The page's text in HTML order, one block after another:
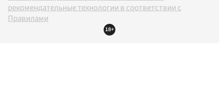
рекомендательные технологии в соответствии с
Правилами
18+